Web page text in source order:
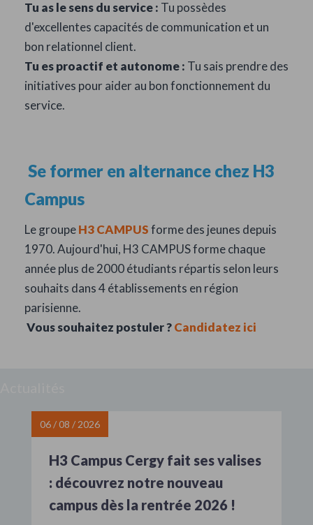
Tu as le sens du service : Tu possèdes
d'excellentes capacités de communication et un
bon relationnel client.
Tu es proactif et autonome : Tu sais prendre des
initiatives pour aider au bon fonctionnement du
service.
Se former en alternance chez H3
Campus
Le groupeH3 CAMPUSforme des jeunes depuis
1970. Aujourd'hui, H3 CAMPUS forme chaque
année plus de 2000 étudiants répartis selon leurs
souhaits dans 4 établissements en région
parisienne.
Vous souhaitez postuler ?Candidatez ici
06 / 08 / 2026
H3 Campus Cergy fait ses valises
: découvrez notre nouveau
campus dès la rentrée 2026 !